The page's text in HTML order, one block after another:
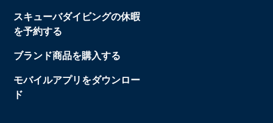
スキューバダイビングの休暇
を予約する
ブランド商品を購入する
モバイルアプリをダウンロー
ド